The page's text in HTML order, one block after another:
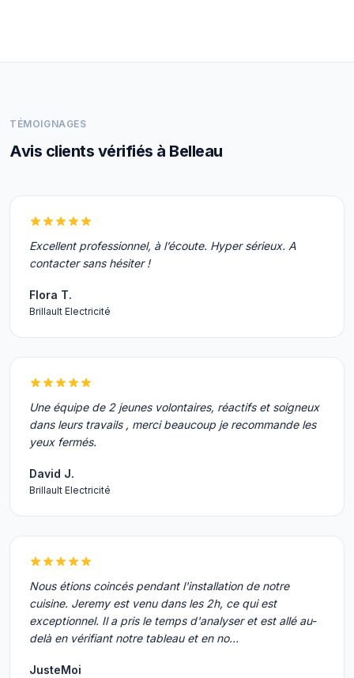
TÉMOIGNAGES
Avis clients vérifiés à Belleau
Excellent professionnel, à l’écoute. Hyper sérieux. A
contacter sans hésiter !
Flora T.
Brillault Electricité
Une équipe de 2 jeunes volontaires, réactifs et soigneux
dans leurs travails , merci beaucoup je recommande les
yeux fermés.
David J.
Brillault Electricité
Nous étions coincés pendant l'installation de notre
cuisine. Jeremy est venu dans les 2h, ce qui est
exceptionnel. Il a pris le temps d'analyser et est allé au-
delà en vérifiant notre tableau et en no…
JusteMoi